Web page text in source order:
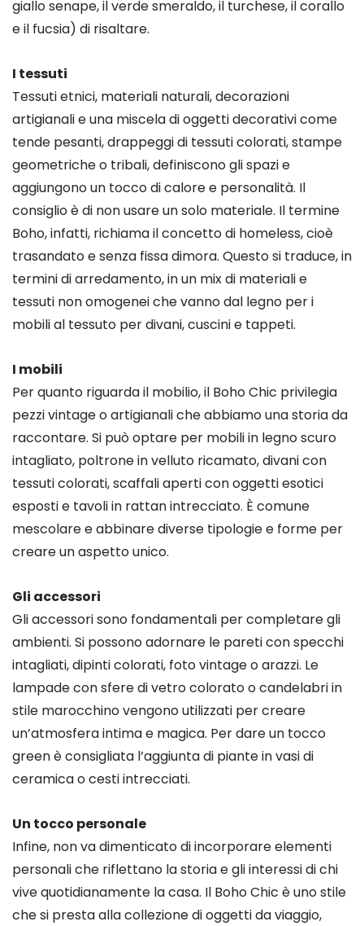
giallo senape, il verde smeraldo, il turchese, il corallo
e il fucsia) di risaltare.
I tessuti
Tessuti etnici, materiali naturali, decorazioni
artigianali e una miscela di oggetti decorativi come
tende pesanti, drappeggi di tessuti colorati, stampe
geometriche o tribali, definiscono gli spazi e
aggiungono un tocco di calore e personalità. Il
consiglio è di non usare un solo materiale. Il termine
Boho, infatti, richiama il concetto di homeless, cioè
trasandato e senza fissa dimora. Questo si traduce, in
termini di arredamento, in un mix di materiali e
tessuti non omogenei che vanno dal legno per i
mobili al tessuto per divani, cuscini e tappeti.
I mobili
Per quanto riguarda il mobilio, il Boho Chic privilegia
pezzi vintage o artigianali che abbiamo una storia da
raccontare. Si può optare per mobili in legno scuro
intagliato, poltrone in velluto ricamato, divani con
tessuti colorati, scaffali aperti con oggetti esotici
esposti e tavoli in rattan intrecciato. È comune
mescolare e abbinare diverse tipologie e forme per
creare un aspetto unico.
Gli accessori
Gli accessori sono fondamentali per completare gli
ambienti. Si possono adornare le pareti con specchi
intagliati, dipinti colorati, foto vintage o arazzi. Le
lampade con sfere di vetro colorato o candelabri in
stile marocchino vengono utilizzati per creare
un’atmosfera intima e magica. Per dare un tocco
green è consigliata l’aggiunta di piante in vasi di
ceramica o cesti intrecciati.
Un tocco personale
Infine, non va dimenticato di incorporare elementi
personali che riflettano la storia e gli interessi di chi
vive quotidianamente la casa. Il Boho Chic è uno stile
che si presta alla collezione di oggetti da viaggio,